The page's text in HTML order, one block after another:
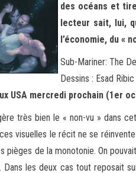
des océans et
lecteur sait, lui,
l’économie, du «
Sub-Mariner: The
Dessins : Esad Ribic
USA mercredi prochain (1er
très bien le « non-vu » dans
visuelles le récit ne se
pièges de la monotonie. On
Dans les deux cas tout reposait